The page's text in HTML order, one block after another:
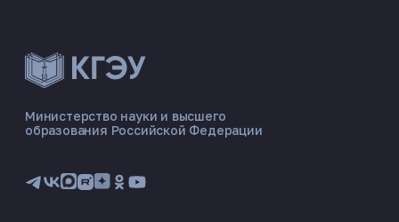
ЭНЕРГОКОД — ПОМОЩНИК КГЭУ
📋 Приёмная комиссия
🏠 Общежитие
Министерство науки и высшего
образования Российской Федерации